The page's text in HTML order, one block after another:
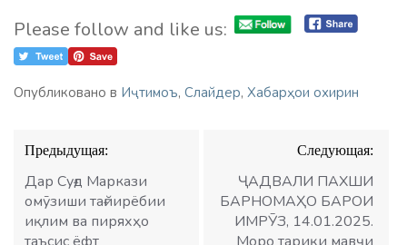
Please follow and like us:
Опубликовано в Иҷтимоъ, Слайдер, Хабарҳои охирин
Навигация
по
записям
Предыдущая:
Дар Суғд Маркази
омӯзиши тағйирёбии
иқлим ва пиряхҳо
Следующая:
ҶАДВАЛИ ПАХШИ
БАРНОМАҲО БАРОИ
ИМРӮЗ, 14.01.2025.